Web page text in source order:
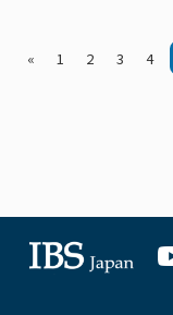
« 1 2 3 4